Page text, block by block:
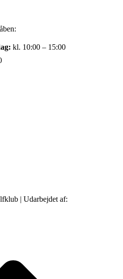
kl. 10:00 – 15:00
| Udarbejdet af: